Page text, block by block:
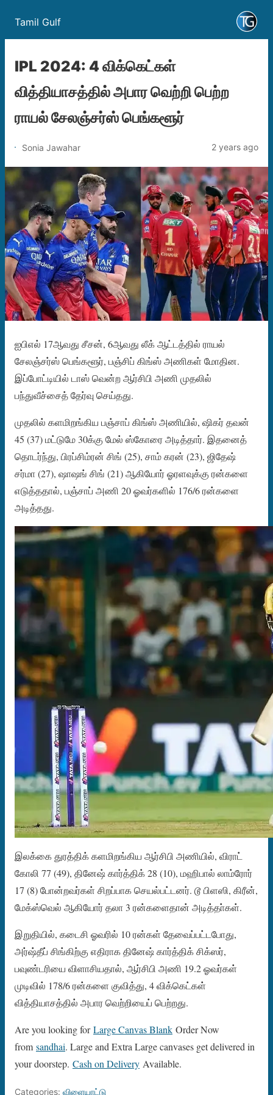
Tamil Gulf
IPL 2024: 4 விக்கெட்கள்
வித்தியாசத்தில் அபார வெற்றி பெற்ற
ராயல் சேலஞ்சர்ஸ் பெங்களூர்
Sonia Jawahar 2 years ago
ஐபிஎல் 17ஆவது சீசன், 6ஆவது லீக் ஆட்டத்தில் ராயல்
சேலஞ்சர்ஸ் பெங்களூர், பஞ்சிப் கிங்ஸ் அணிகள் மோதின.
இப்போட்டியில் டாஸ் வென்ற ஆர்சிபி அணி முதலில்
பந்துவீச்சைத் தேர்வு செய்தது.
முதலில் களமிறங்கிய பஞ்சாப் கிங்ஸ் அணியில், ஷிகர் தவன்
45 (37) மட்டுமே 30க்கு மேல் ஸ்கோரை அடித்தார். இதனைத்
தொடர்ந்து, பிரப்சிம்ரன் சிங் (25), சாம் கரன் (23), ஜிதேஷ்
சர்மா (27), ஷாஷங் சிங் (21) ஆகியோர் ஓரளவுக்கு ரன்களை
எடுத்ததால், பஞ்சாப் அணி 20 ஓவர்களில் 176/6 ரன்களை
அடித்தது.
இலக்கை துரத்திக் களமிறங்கிய ஆர்சிபி அணியில், விராட்
கோலி 77 (49), தினேஷ் கார்த்திக் 28 (10), மஹிபால் லாம்ரோர்
17 (8) போன்றவர்கள் சிறப்பாக செயல்பட்டனர். டூ பிளஸி, கிரீன்,
மேக்ஸ்வெல் ஆகியோர் தலா 3 ரன்களைதான் அடித்தா்கள்.
இறுதியில், கடைசி ஓவரில் 10 ரன்கள் தேவைப்பட்டபோது,
அர்ஷ்தீப் சிங்கிற்கு எதிராக தினேஷ் கார்த்திக் சிக்ஸர்,
பவுண்டரியை விளாசியதால், ஆர்சிபி அணி 19.2 ஓவர்கள்
முடிவில் 178/6 ரன்களை குவித்து, 4 விக்கெட்கள்
வித்தியாசத்தில் அபார வெற்றியைப் பெற்றது.
Are you looking forLarge Canvas Blank Order Now
from sandhai. Large and Extra Large canvases get delivered in
your doorstep. Cash on Delivery Available.
Categories: விளையாட்டு